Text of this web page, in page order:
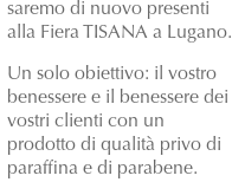
saremo di nuovo presenti
alla Fiera TISANA a Lugano.
Un solo obiettivo: il vostro
benessere e il benessere dei
vostri clienti con un
prodotto di qualità privo di
paraffina e di parabene.